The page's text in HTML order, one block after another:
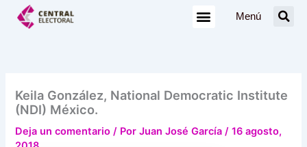
Menú
Keila González, National Democratic Institute
(NDI) México.
Deja un comentario / PorJuan José García/16 agosto,